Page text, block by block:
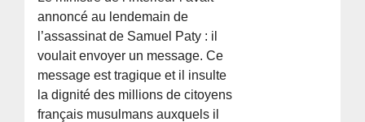
annoncé au lendemain de
l’assassinat de Samuel Paty : il
voulait envoyer un message. Ce
message est tragique et il insulte
la dignité des millions de citoyens
français musulmans auxquels il